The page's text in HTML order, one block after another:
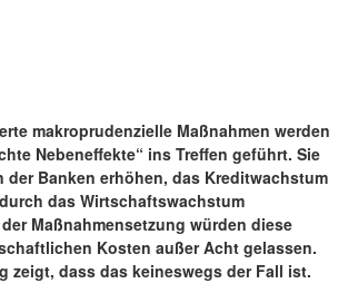
makroprudenzielle Maßnahmen werden
Nebeneffekte“ ins Treffen geführt. Sie
der Banken erhöhen, das Kreditwachstum
das Wirtschaftswachstum
Maßnahmensetzung würden diese
Kosten außer Acht gelassen.
zeigt, dass das keineswegs der Fall ist.